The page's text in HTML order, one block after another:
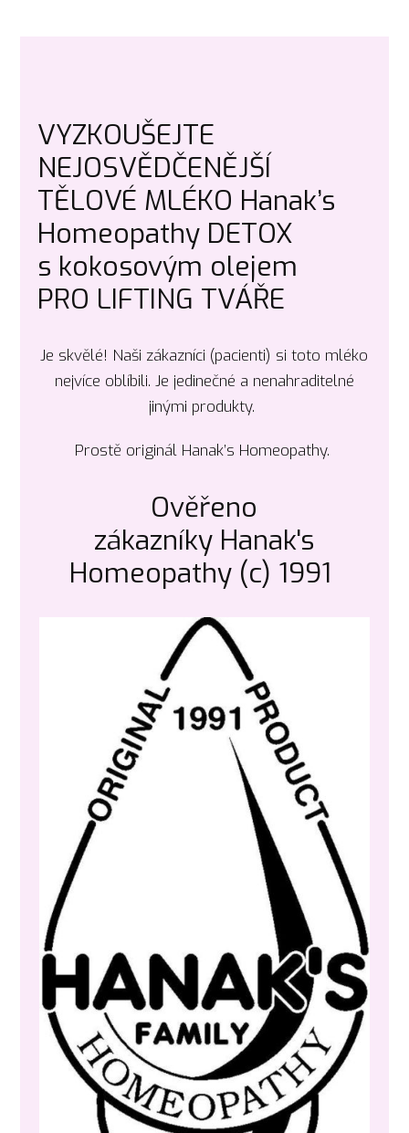
VYZKOUŠEJTE
NEJOSVĚDČENĚJŠÍ
TĚLOVÉ MLÉKO Hanak’s
Homeopathy DETOX
s kokosovým olejem
PRO LIFTING TVÁŘE
Je skvělé! Naši zákazníci (pacienti) si toto mléko
nejvíce oblíbili. Je jedinečné a nenahraditelné
jinými produkty.
Prostě originál Hanak’s Homeopathy.
Ověřeno
zákazníky Hanak's
Homeopathy (c) 1991